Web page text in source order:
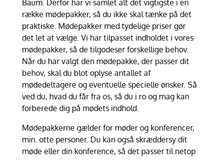
Baum. Derfor har vi samlet alt det vigtigste i en
række mødepakker, så du ikke skal tænke på det
praktiske. Mødepakker med tydelige priser gør
det let at vælge. Vi har tilpasset indholdet i vores
mødepakker, så de tilgodeser forskellige behov.
Når du har valgt den mødepakke, der passer dit
behov, skal du blot oplyse antallet af
mødedeltagere og eventuelle specielle ønsker. Så
ved du, hvad du får fra os, så du i ro og mag kan
forberede dig på mødets indhold.
Mødepakkerne gælder for møder og konferencer,
min. otte personer. Du kan også skræddersy dit
møde eller din konference, så det passer til netop